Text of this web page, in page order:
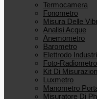
Termocamera
Fonometro
Misura Delle
Analisi Acque
Anemometro
Barometro
Elettrodo
Foto-Radiometro
Kit Di
Luxmetro
Manometro
Misuratore Di Ph